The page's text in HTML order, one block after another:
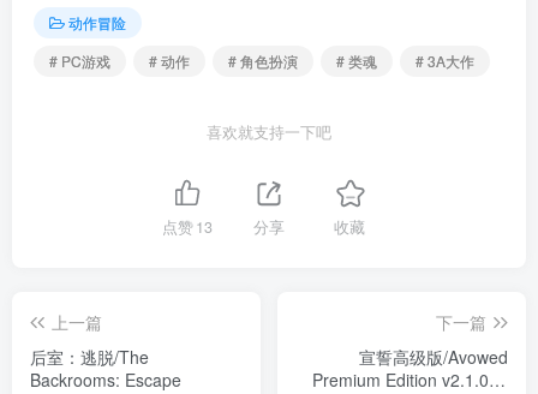
动作冒险
# PC游戏
# 动作 # 角色扮演 # 类魂 # 3A大作
喜欢就支持一下吧
点赞13 分享 收藏
上一篇
后室：逃脱/The
Backrooms: Escape
下一篇
宣誓高级版/Avowed
Premium Edition v2.1.0.0